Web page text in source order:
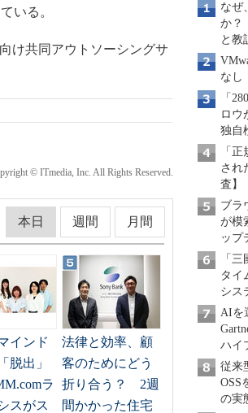
いる。
け共同アウトソーシングサ
© ITmedia, Inc. All Rights Reserved.
本日 週間 月間
インド
脱出」
ラ
スがス
法律と効率、顧
客のためにどう
折り合う？ 2週
間かかった住宅
なぜ
か？
と教
なし
「
ロウ
独自
「
され
査】
ブラ
が模
ップ
「
タイ
シス
AIを
ハイ
従来
OSS
の実